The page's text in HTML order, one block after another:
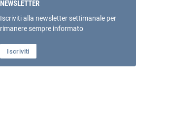
NEWSLETTER
Iscriviti alla newsletter settimanale per
rimanere sempre informato
Iscriviti